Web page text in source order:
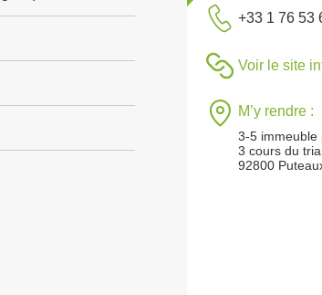
+33 1 76 53
Voir le site
M’y rendre :
3-5 immeuble
3 cours du
92800